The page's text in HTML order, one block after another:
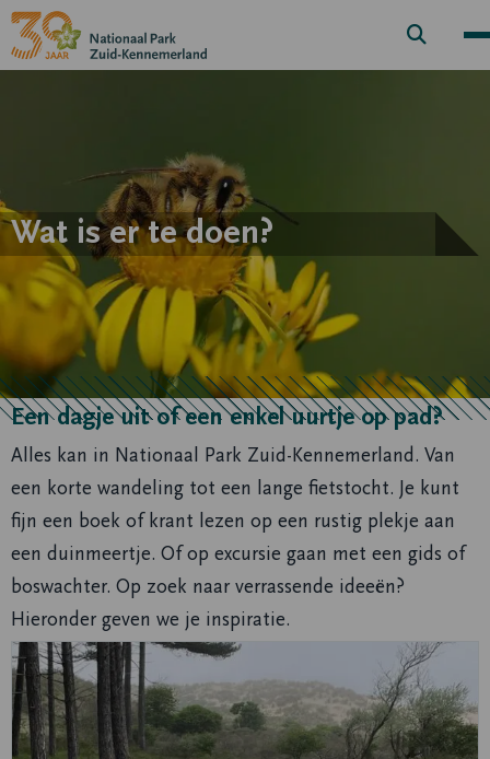
Zoek
Wat is er te doen?
Een dagje uit of een enkel uurtje op pad?
Alles kan in Nationaal Park Zuid-Kennemerland. Van
een korte wandeling tot een lange fietstocht. Je kunt
fijn een boek of krant lezen op een rustig plekje aan
een duinmeertje. Of op excursie gaan met een gids of
boswachter. Op zoek naar verrassende ideeën?
Hieronder geven we je inspiratie.
Lees
meer
over
Ontdek